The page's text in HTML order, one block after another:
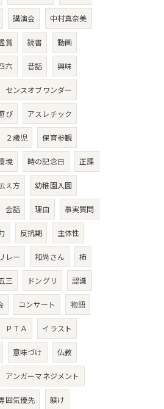
講演会 中村真奈美
賞 読書 動画
六 昔話 興味
センスオブワンダー
び アスレチック
２歳児 保育参観
境 時の記念日 正課
え方 幼稚園入園
会話 理由 事実質問
反抗期 主体性
リレー 和尚さん 柿
三 ドングリ 認識
コンサート 物語
ＰＴＡ イラスト
意味づけ 仏教
アンガーマネジメント
囲気優先 躾け